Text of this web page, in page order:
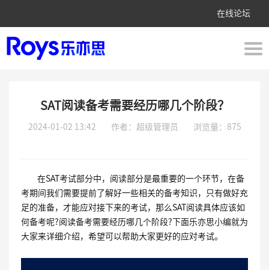
在线论坛
SAT阅读备考需要经历哪几个阶段？
2024-01-02 13:42 作者：超级管理员 浏览量：875
在SAT考试部分中，阅读部分是最重要的一个环节，在备
考期间我们需要提前了解好一些相关的备考知识，只有做好充
足的准备，才能应对接下来的考试，那么SAT阅读具体应该如
何备考呢?阅读备考需要经历哪几个阶段?下面乐亦思小编就为
大家来详细介绍，希望可以帮助大家更好的应对考试。